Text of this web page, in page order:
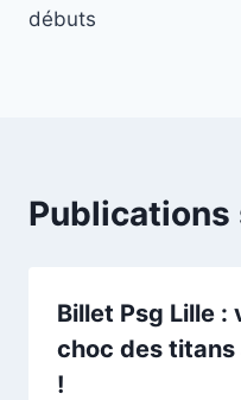
l’article
débuts
Billet Psg Lille :
choc des titans
!